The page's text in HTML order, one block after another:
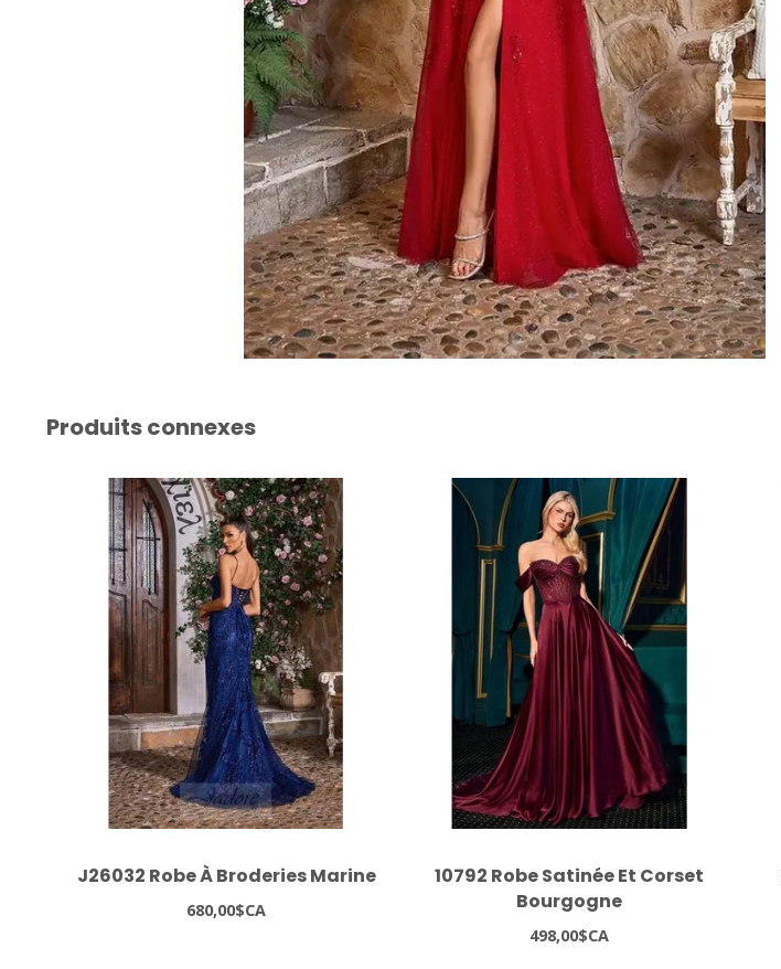
Produits connexes
J26032 Robe À Broderies Marine
680,00$CA
10792 Robe Satinée Et Corset
Bourgogne
498,00$CA